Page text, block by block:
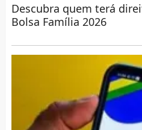
Descubra quem terá
Bolsa Família 2026